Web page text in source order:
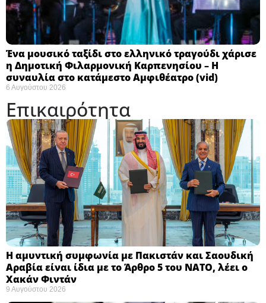
Ένα μουσικό ταξίδι στο ελληνικό τραγούδι χάρισε
η Δημοτική Φιλαρμονική Καρπενησίου – Η
συναυλία στο κατάμεστο Αμφιθέατρο (vid)
6 Αυγούστου 2026
Επικαιρότητα
Η αμυντική συμφωνία με Πακιστάν και Σαουδική
Αραβία είναι ίδια με το Άρθρο 5 του ΝΑΤΟ, λέει ο
Χακάν Φιντάν ​
9 Αυγούστου 2026